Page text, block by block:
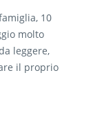
10
molto
leggere,
il proprio